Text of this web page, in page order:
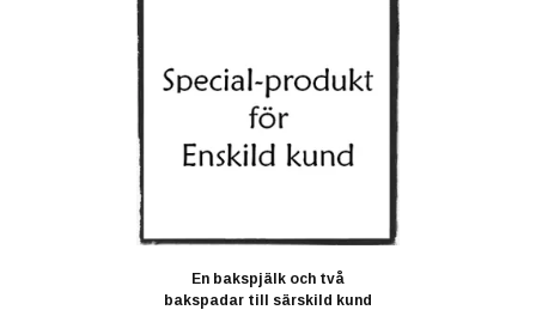
En bakspjälk och två
bakspadar till särskild kund